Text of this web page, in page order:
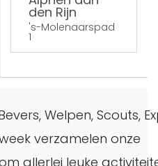
den Rijn
's-Molenaarspad
1
Welpen, Scouts,
verzamelen onze
allerlei leuke